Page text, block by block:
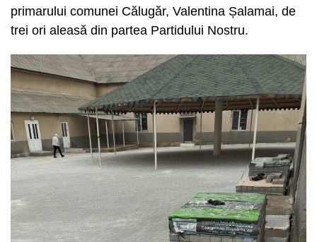
primarului comunei Călugăr, Valentina Șalamai, de
trei ori aleasă din partea Partidului Nostru.